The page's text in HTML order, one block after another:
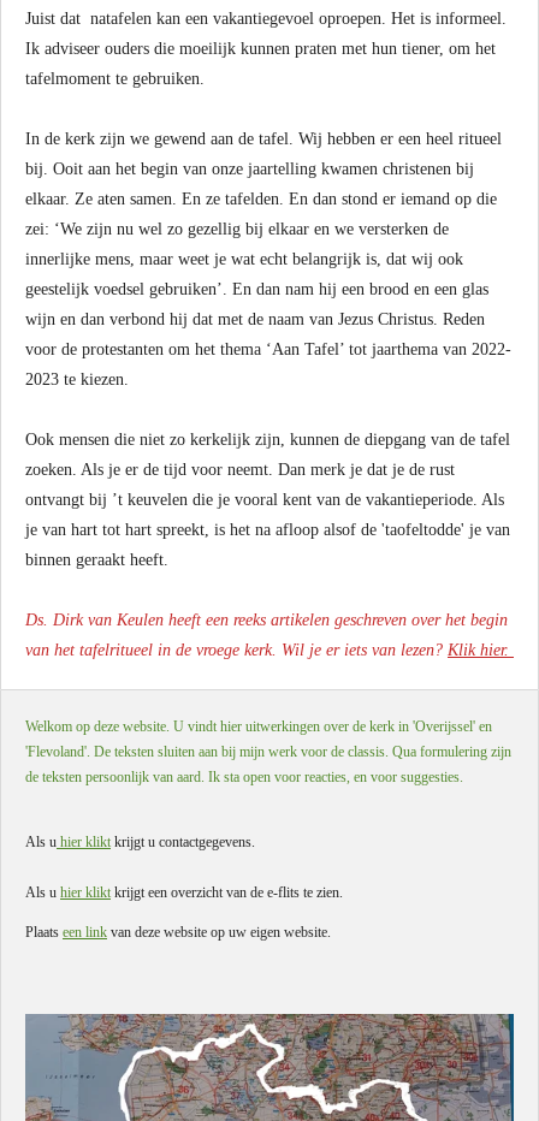
Juist dat natafelen kan een vakantiegevoel oproepen. Het is informeel.
Ik adviseer ouders die moeilijk kunnen praten met hun tiener, om het
tafelmoment te gebruiken.
In de kerk zijn we gewend aan de tafel. Wij hebben er een heel ritueel
bij. Ooit aan het begin van onze jaartelling kwamen christenen bij
elkaar. Ze aten samen. En ze tafelden. En dan stond er iemand op die
zei: ‘We zijn nu wel zo gezellig bij elkaar en we versterken de
innerlijke mens, maar weet je wat echt belangrijk is, dat wij ook
geestelijk voedsel gebruiken’. En dan nam hij een brood en een glas
wijn en dan verbond hij dat met de naam van Jezus Christus. Reden
voor de protestanten om het thema ‘Aan Tafel’ tot jaarthema van 2022-
2023 te kiezen.
Ook mensen die niet zo kerkelijk zijn, kunnen de diepgang van de tafel
zoeken. Als je er de tijd voor neemt. Dan merk je dat je de rust
ontvangt bij ’t keuvelen die je vooral kent van de vakantieperiode. Als
je van hart tot hart spreekt, is het na afloop alsof de 'taofeltodde' je van
binnen geraakt heeft.
Ds. Dirk van Keulen heeft een reeks artikelen geschreven over het begin
van het tafelritueel in de vroege kerk. Wil je er iets van lezen? Klik hier.
Welkom op deze website. U vindt hier uitwerkingen over de kerk in 'Overijssel' en
'Flevoland'. De teksten sluiten aan bij mijn werk voor de classis. Qua formulering zijn
de teksten persoonlijk van aard. Ik sta open voor reacties, en voor suggesties.
Als u hier klikt krijgt u contactgegevens.
Als u hier klikt krijgt een overzicht van de e-flits te zien.
Plaats een link van deze website op uw eigen website.